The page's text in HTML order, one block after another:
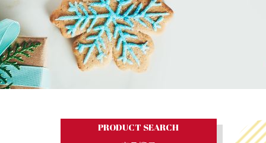
PRODUCT SEARCH